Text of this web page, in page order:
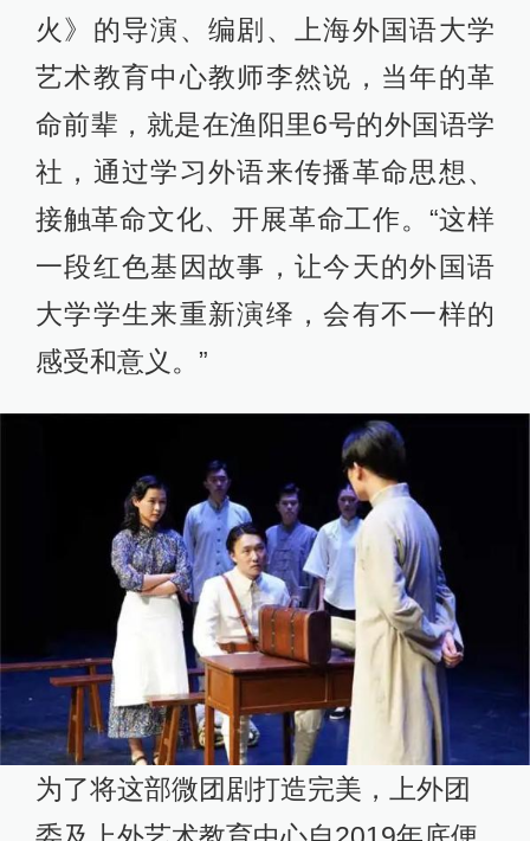
火》的导演、编剧、上海外国语大学
艺术教育中心教师李然说，当年的革
命前辈，就是在渔阳里6号的外国语学
社，通过学习外语来传播革命思想、
接触革命文化、开展革命工作。“这样
一段红色基因故事，让今天的外国语
大学学生来重新演绎，会有不一样的
感受和意义。”
为了将这部微团剧打造完美，上外团